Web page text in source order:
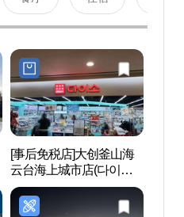
[事后免税店]大创釜山海
云台海上城市店(다이소
부산해운대마린시티점)